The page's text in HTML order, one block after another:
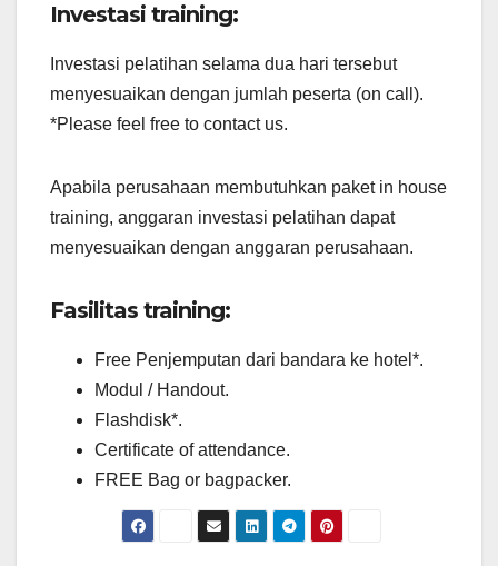
Investasi training:
Investasi pelatihan selama dua hari tersebut
menyesuaikan dengan jumlah peserta (on call).
*Please feel free to contact us.
Apabila perusahaan membutuhkan paket in house
training, anggaran investasi pelatihan dapat
menyesuaikan dengan anggaran perusahaan.
Fasilitas training:
Free Penjemputan dari bandara ke hotel*.
Modul / Handout.
Flashdisk*.
Certificate of attendance.
FREE Bag or bagpacker.